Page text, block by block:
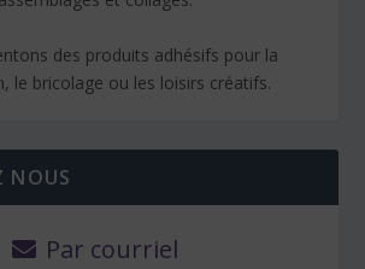
des produits adhésifs pour la
le bricolage ou les loisirs créatifs.
NOUS
Par courriel